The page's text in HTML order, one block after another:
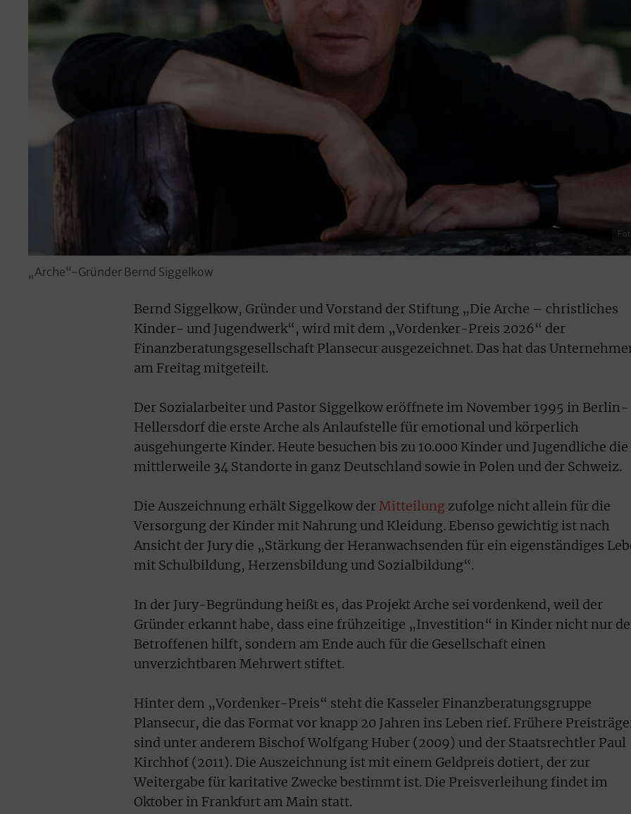
„Arche“-Gründer Bernd Siggelkow
Bernd Siggelkow, Gründer und Vorstand der Stiftung „Die Arche – christliches
Kinder- und Jugendwerk“, wird mit dem „Vordenker-Preis 2026“ der
Finanzberatungsgesellschaft Plansecur ausgezeichnet. Das hat das
am Freitag mitgeteilt.
Der Sozialarbeiter und Pastor Siggelkow eröffnete im November 1995 in Berlin-
Hellersdorf die erste Arche als Anlaufstelle für emotional und körperlich
ausgehungerte Kinder. Heute besuchen bis zu 10.000 Kinder und Jugendliche die
mittlerweile 34 Standorte in ganz Deutschland sowie in Polen und der Schweiz.
Die Auszeichnung erhält Siggelkow derMitteilung zufolge nicht allein für die
Versorgung der Kinder mit Nahrung und Kleidung. Ebenso gewichtig ist nach
Ansicht der Jury die „Stärkung der Heranwachsenden für ein eigenständiges
mit Schulbildung, Herzensbildung und Sozialbildung“.
In der Jury-Begründung heißt es, das Projekt Arche sei vordenkend, weil der
Gründer erkannt habe, dass eine frühzeitige „Investition“ in Kinder nicht nur
Betroffenen hilft, sondern am Ende auch für die Gesellschaft einen
unverzichtbaren Mehrwert stiftet.
Hinter dem „Vordenker-Preis“ steht die Kasseler Finanzberatungsgruppe
Plansecur, die das Format vor knapp 20 Jahren ins Leben rief. Frühere
sind unter anderem Bischof Wolfgang Huber (2009) und der Staatsrechtler Paul
Kirchhof (2011). Die Auszeichnung ist mit einem Geldpreis dotiert, der zur
Weitergabe für karitative Zwecke bestimmt ist. Die Preisverleihung findet im
Oktober in Frankfurt am Main statt.